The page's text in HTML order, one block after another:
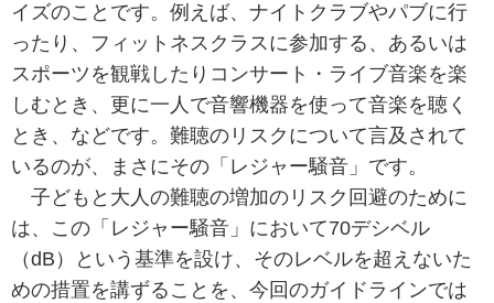
イズのことです。例えば、ナイトクラブやパブに行
ったり、フィットネスクラスに参加する、あるいは
スポーツを観戦したりコンサート・ライブ音楽を楽
しむとき、更に一人で音響機器を使って音楽を聴く
とき、などです。難聴のリスクについて言及されて
いるのが、まさにその「レジャー騒音」です。
子どもと大人の難聴の増加のリスク回避のために
は、この「レジャー騒音」において70デシベル
（dB）という基準を設け、そのレベルを超えないた
めの措置を講ずることを、今回のガイドラインでは